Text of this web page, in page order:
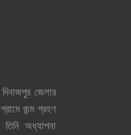
দিনাজপুর জেলার
গ্রামে জন্ম গ্রহণ
তিনি অধ্যাপনা